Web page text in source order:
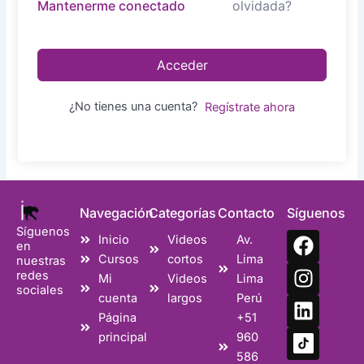
Mantenerme conectado
olvidada?
Acceder
¿No tienes una cuenta? Regístrate ahora
Síguenos
en
nuestras
redes
sociales
Navegación
Inicio
Cursos
Mi
cuenta
Página
principal
Categorías
Videos
cortos
Videos
largos
Contacto
Av.
Lima
Lima
Perú
+51
960
586
Síguenos
F
a
c
e
b
o
I
n
s
t
a
g
L
i
n
k
e
d